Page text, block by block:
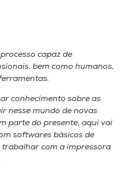
capaz de
bem como humanos,
conhecimento sobre as
nesse mundo de novas
parte do presente, aqui vai
softwares básicos de
trabalhar com a impressora